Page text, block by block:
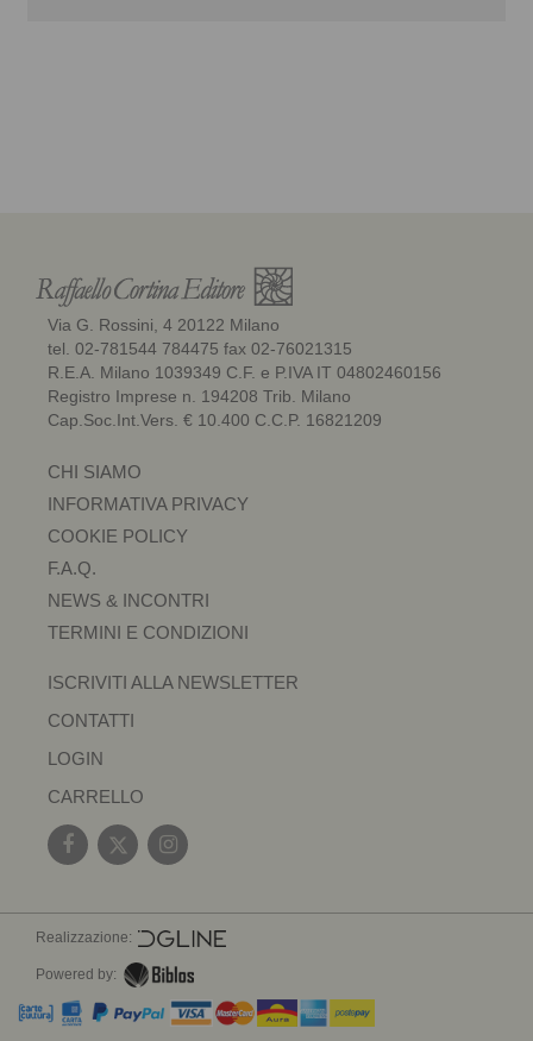
Via G. Rossini, 4 20122 Milano
tel. 02-781544 784475 fax 02-76021315
R.E.A. Milano 1039349 C.F. e P.IVA IT 04802460156
Registro Imprese n. 194208 Trib. Milano
Cap.Soc.Int.Vers. € 10.400 C.C.P. 16821209
CHI SIAMO
INFORMATIVA PRIVACY
COOKIE POLICY
F.A.Q.
NEWS & INCONTRI
TERMINI E CONDIZIONI
ISCRIVITI ALLA NEWSLETTER
CONTATTI
LOGIN
CARRELLO
Realizzazione:
Powered by: